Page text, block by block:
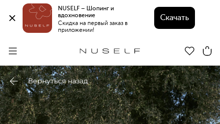
NUSELF – Шопинг и
вдохновение
Скидка на первый заказ в
приложении!
Скачать
Вернуться назад